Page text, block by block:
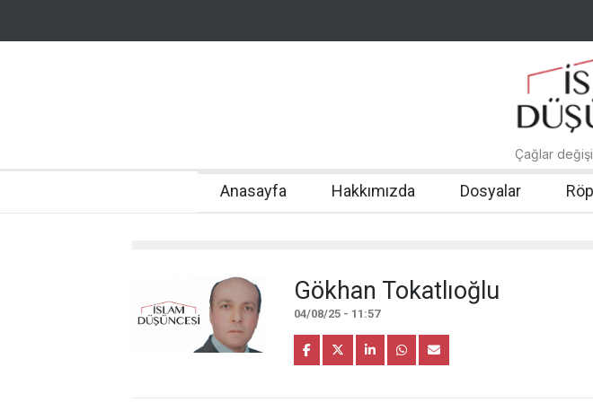
Çağlar
Anasayfa Hakkımızda Dosyalar
Gökhan Tokatlıoğlu
04/08/25 - 11:57